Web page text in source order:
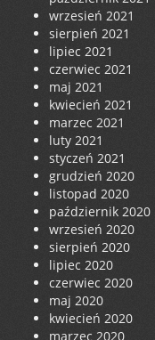
wrzesień 2021
sierpień 2021
lipiec 2021
czerwiec 2021
maj 2021
kwiecień 2021
marzec 2021
luty 2021
styczeń 2021
grudzień 2020
listopad 2020
październik 2020
wrzesień 2020
sierpień 2020
lipiec 2020
czerwiec 2020
maj 2020
kwiecień 2020
marzec 2020